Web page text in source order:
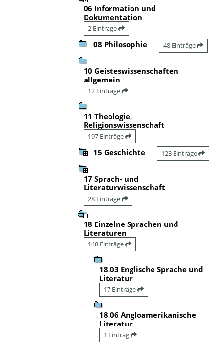
06 Information und
Dokumentation
2 Einträge
08 Philosophie 48 Einträge
10 Geisteswissenschaften
allgemein
12 Einträge
11 Theologie,
Religionswissenschaft
197 Einträge
15 Geschichte 123 Einträge
17 Sprach- und
Literaturwissenschaft
28 Einträge
18 Einzelne Sprachen und
Literaturen
148 Einträge
18.03 Englische Sprache und
Literatur
17 Einträge
18.06 Angloamerikanische
Literatur
1 Eintrag